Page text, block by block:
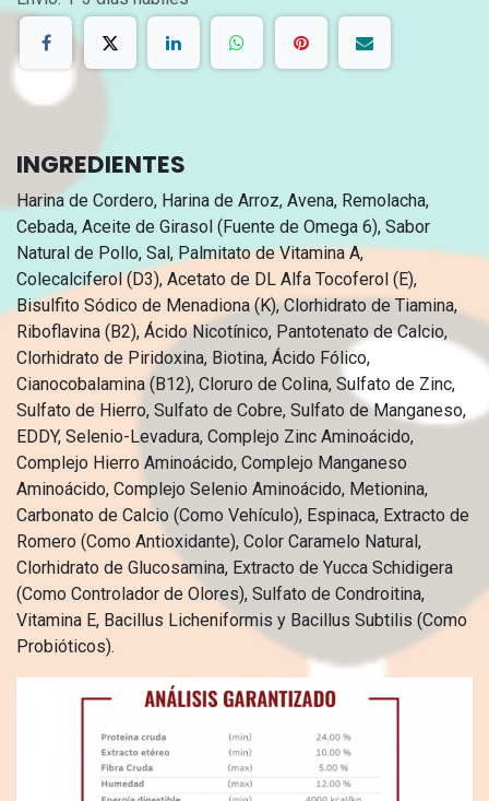
INGREDIENTES
Harina de Cordero, Harina de Arroz, Avena, Remolacha,
Cebada, Aceite de Girasol (Fuente de Omega 6), Sabor
Natural de Pollo, Sal, Palmitato de Vitamina A,
Colecalciferol (D3), Acetato de DL Alfa Tocoferol (E),
Bisulfito Sódico de Menadiona (K), Clorhidrato de Tiamina,
Riboflavina (B2), Ácido Nicotínico, Pantotenato de Calcio,
Clorhidrato de Piridoxina, Biotina, Ácido Fólico,
Cianocobalamina (B12), Cloruro de Colina, Sulfato de Zinc,
Sulfato de Hierro, Sulfato de Cobre, Sulfato de Manganeso,
EDDY, Selenio-Levadura, Complejo Zinc Aminoácido,
Complejo Hierro Aminoácido, Complejo Manganeso
Aminoácido, Complejo Selenio Aminoácido, Metionina,
Carbonato de Calcio (Como Vehículo), Espinaca, Extracto de
Romero (Como Antioxidante), Color Caramelo Natural,
Clorhidrato de Glucosamina, Extracto de Yucca Schidigera
(Como Controlador de Olores), Sulfato de Condroitina,
Vitamina E, Bacillus Licheniformis y Bacillus Subtilis (Como
Probióticos).